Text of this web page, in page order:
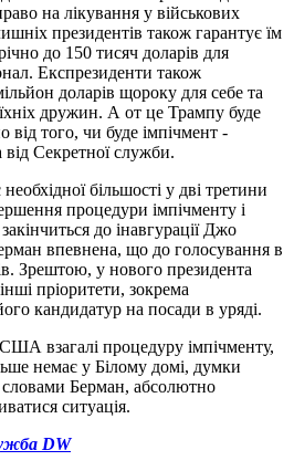
на лікування у військових
президентів також гарантує їм
до 150 тисяч доларів для
Експрезиденти також
доларів щороку для себе та
дружин. А от це Трампу буде
від того, чи буде імпічмент -
від Секретної служби.
більшості у дві третини
процедури імпічменту і
до інавгурації Джо
впевнена, що до голосування в
Зрештою, у нового президента
пріоритети, зокрема
кандидатур на посади в уряді.
взагалі процедуру імпічменту,
немає у Білому домі, думки
словами Берман, абсолютно
ситуація.
DW